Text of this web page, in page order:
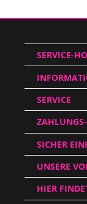
SERVICE-
SERVICE
SICHER
UNSERE
HIER